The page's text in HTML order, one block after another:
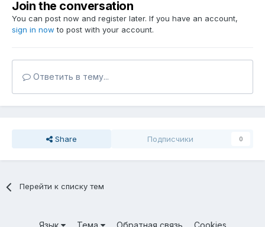
Join the conversation
You can post now and register later. If you have an account,
sign in now to post with your account.
Ответить в тему...
Share Подписчики 0
Перейти к списку тем